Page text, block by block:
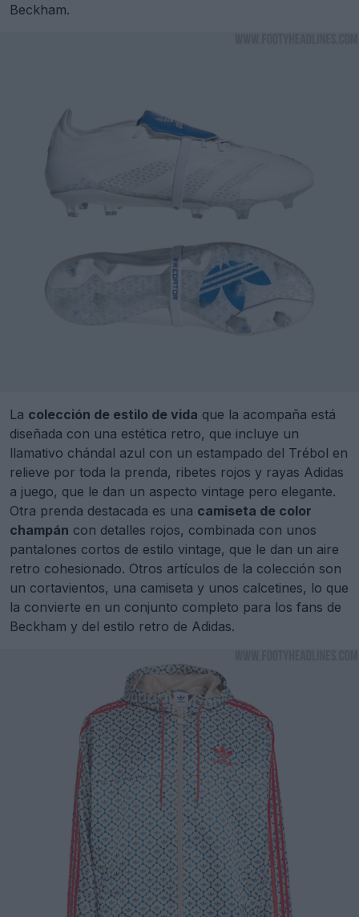
Beckham.
La colección de estilo de vida que la acompaña está
diseñada con una estética retro, que incluye un
llamativo chándal azul con un estampado del Trébol en
relieve por toda la prenda, ribetes rojos y rayas Adidas
a juego, que le dan un aspecto vintage pero elegante.
Otra prenda destacada es una camiseta de color
champán con detalles rojos, combinada con unos
pantalones cortos de estilo vintage, que le dan un aire
retro cohesionado. Otros artículos de la colección son
un cortavientos, una camiseta y unos calcetines, lo que
la convierte en un conjunto completo para los fans de
Beckham y del estilo retro de Adidas.